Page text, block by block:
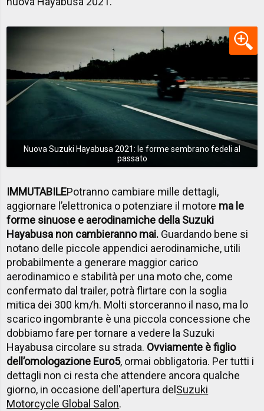
Nuova Suzuki Hayabusa 2021: le forme sembrano fedeli al
passato
IMMUTABILEPotranno cambiare mille dettagli,
aggiornare l’elettronica o potenziare il motore ma le
forme sinuose e aerodinamiche della Suzuki
Hayabusa non cambieranno mai. Guardando bene si
notano delle piccole appendici aerodinamiche, utili
probabilmente a generare maggior carico
aerodinamico e stabilità per una moto che, come
confermato dal trailer, potrà flirtare con la soglia
mitica dei 300 km/h. Molti storceranno il naso, ma lo
scarico ingombrante è una piccola concessione che
dobbiamo fare per tornare a vedere la Suzuki
Hayabusa circolare su strada. Ovviamente è figlio
dell’omologazione Euro5, ormai obbligatoria. Per tutti i
dettagli non ci resta che attendere ancora qualche
giorno, in occasione dell'apertura del Suzuki
Motorcycle Global Salon.